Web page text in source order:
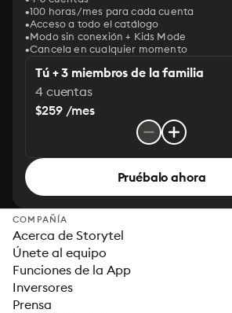
100 horas/mes para cada cuenta
Acceso a todo el catálogo
Modo sin conexión + Kids Mode
Cancela en cualquier momento
Tú + 3 miembros de la familia
4 cuentas
$259 /mes
Pruébalo ahora
COMPAÑÍA
Acerca de Storytel
Únete al equipo
Funciones de la App
Inversores
Prensa